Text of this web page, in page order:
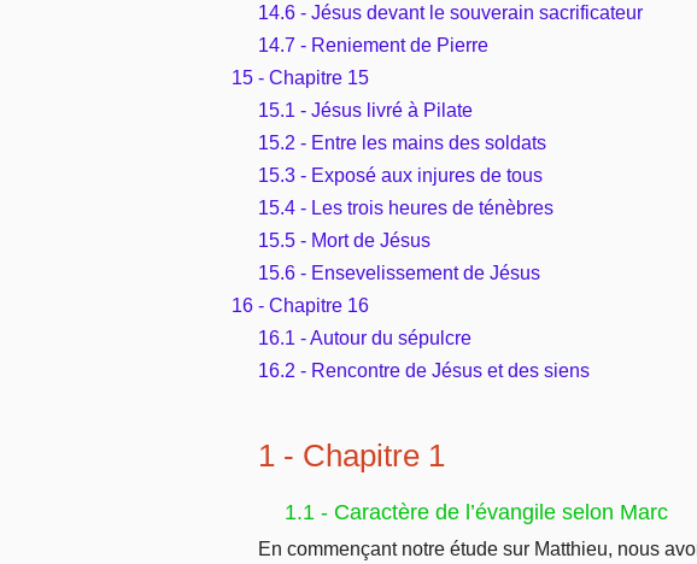
14.6 - Jésus devant le souverain sacrificateur
14.7 - Reniement de Pierre
15 - Chapitre 15
15.1 - Jésus livré à Pilate
15.2 - Entre les mains des soldats
15.3 - Exposé aux injures de tous
15.4 - Les trois heures de ténèbres
15.5 - Mort de Jésus
15.6 - Ensevelissement de Jésus
16 - Chapitre 16
16.1 - Autour du sépulcre
16.2 - Rencontre de Jésus et des siens
1 - Chapitre 1
1.1 - Caractère de l’évangile selon Marc
En commençant notre étude sur Matthieu, nous